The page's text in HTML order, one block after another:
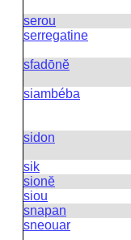
serou
serregatine
sfadōnĕ
siambéba
sidon
sik
sionĕ
siou
snapan
sneouar